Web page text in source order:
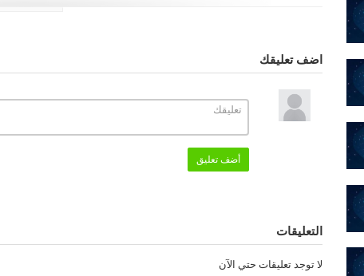
اضف تعليقك
أضف تعليق
التعليقات
لا توجد تعليقات حتي الآن